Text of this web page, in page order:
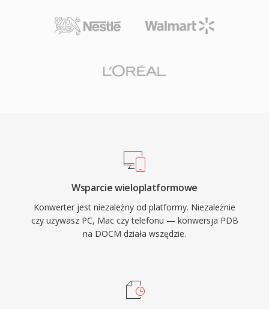
Wsparcie wieloplatformowe
Konwerter jest niezależny od platformy. Niezależnie
czy używasz PC, Mac czy telefonu — konwersja PDB
na DOCM działa wszędzie.